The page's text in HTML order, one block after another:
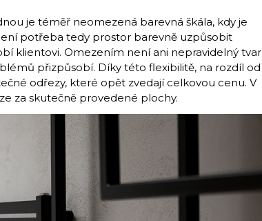
je téměř neomezená barevná škála, kdy je
potřeba tedy prostor barevně uzpůsobit
klientovi. Omezením není ani nepravidelný tvar
přizpůsobí. Díky této flexibilitě, na rozdíl od
odřezy, které opět zvedají celkovou cenu. V
za skutečně provedené plochy.